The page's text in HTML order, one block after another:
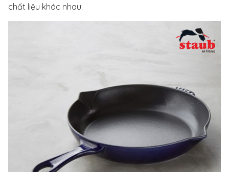
chất liệu khác nhau.